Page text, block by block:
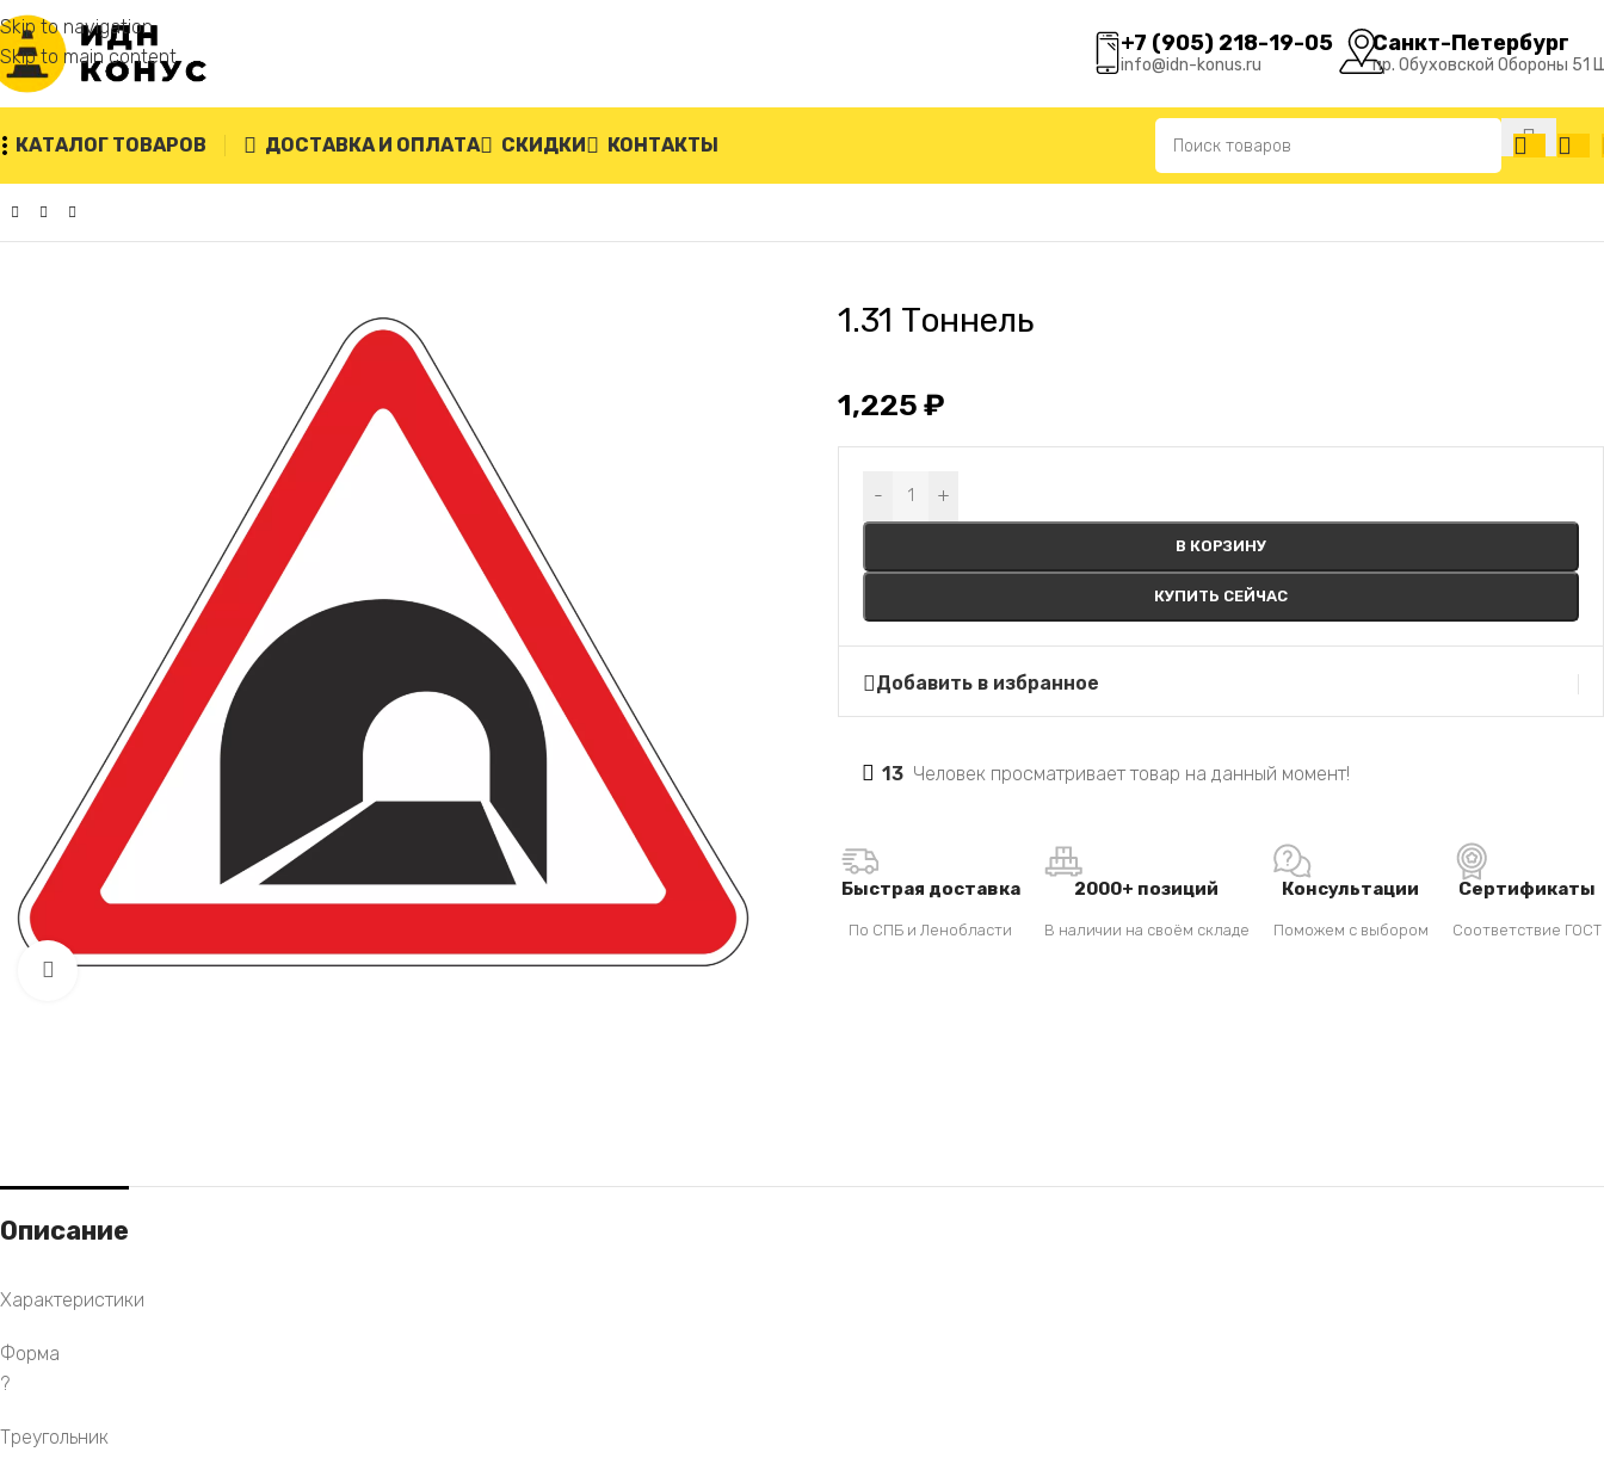
Skip to navigation
Skip to main content
+7 (905) 218-19-05
info@idn-konus.ru
Санкт-Петербург
пр. Обуховской Обороны 51
КАТАЛОГ ТОВАРОВ ДОСТАВКА И ОПЛАТА СКИДКИ
КОНТАКТЫ
Нажмите, чтобы увеличить
1.31 Тоннель
1,225 ₽
- +
В КОРЗИНУ
КУПИТЬ СЕЙЧАС
Alternative:
Добавить в избранное
13 Человек просматривает товар на данный момент!
Быстрая доставка
По СПБ и Ленобласти
2000+ позиций
В наличии на своём складе
Консультации
Поможем с выбором
Сертификаты
Соответствие ГОСТ
Описание
Характеристики
Форма
?
Треугольник